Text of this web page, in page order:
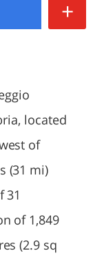
+
located
of
(31 mi)
31
of 1,849
(2.9 sq